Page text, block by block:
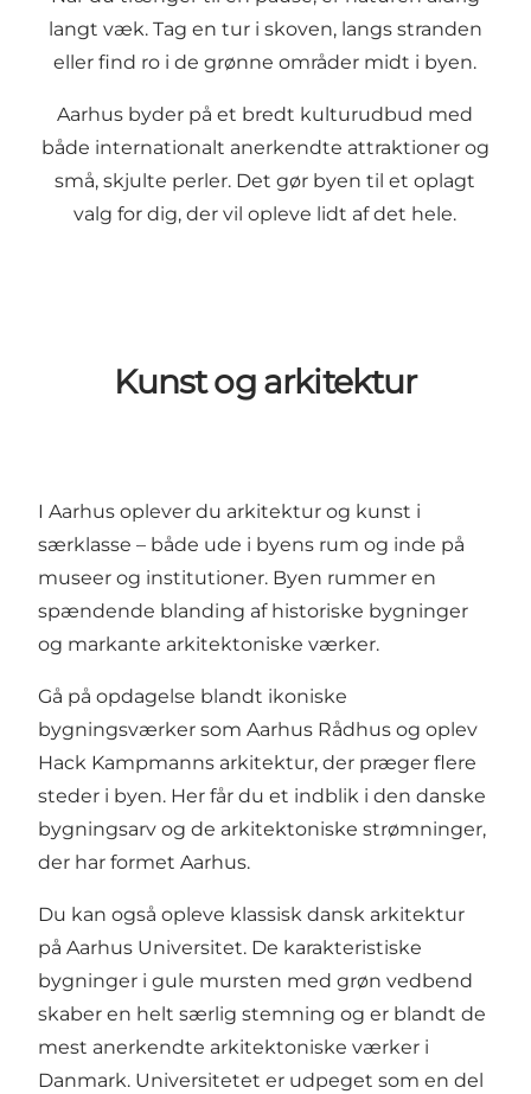
langt væk. Tag en tur i skoven, langs stranden
eller find ro i de grønne områder midt i byen.
Aarhus byder på et bredt kulturudbud med
både internationalt anerkendte attraktioner og
små, skjulte perler. Det gør byen til et oplagt
valg for dig, der vil opleve lidt af det hele.
Kunst og arkitektur
I Aarhus oplever du arkitektur og kunst i
særklasse – både ude i byens rum og inde på
museer og institutioner. Byen rummer en
spændende blanding af historiske bygninger
og markante arkitektoniske værker.
Gå på opdagelse blandt ikoniske
bygningsværker som Aarhus Rådhus og oplev
Hack Kampmanns arkitektur, der præger flere
steder i byen. Her får du et indblik i den danske
bygningsarv og de arkitektoniske strømninger,
der har formet Aarhus.
Du kan også opleve klassisk dansk arkitektur
på Aarhus Universitet. De karakteristiske
bygninger i gule mursten med grøn vedbend
skaber en helt særlig stemning og er blandt de
mest anerkendte arkitektoniske værker i
Danmark. Universitetet er udpeget som en del